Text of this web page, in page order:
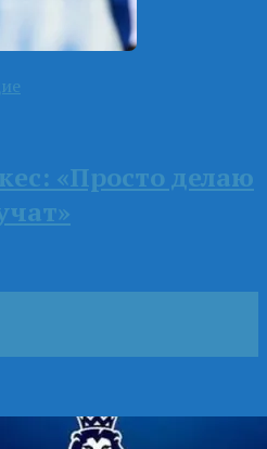
«Просто делаю